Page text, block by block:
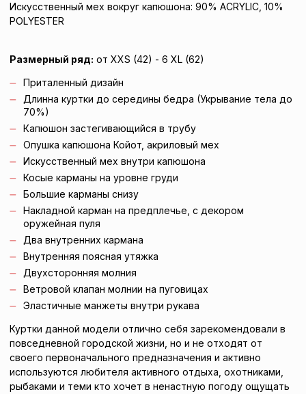
Искусственный мех вокруг капюшона: 90% ACRYLIC, 10%
POLYESTER
Размерный ряд: от XXS (42) - 6 XL (62)
Приталенный дизайн
Длинна куртки до середины бедра (Укрывание тела до
70%)
Капюшон застегивающийся в трубу
Опушка капюшона Койот, акриловый мех
Искусственный мех внутри капюшона
Косые карманы на уровне груди
Большие карманы снизу
Накладной карман на предплечье, с декором
оружейная пуля
Два внутренних кармана
Внутренняя поясная утяжка
Двухсторонняя молния
Ветровой клапан молнии на пуговицах
Эластичные манжеты внутри рукава
Куртки данной модели отлично себя зарекомендовали в
повседневной городской жизни, но и не отходят от
своего первоначального предназначения и активно
используются любителя активного отдыха, охотниками,
рыбаками и теми кто хочет в ненастную погоду ощущать